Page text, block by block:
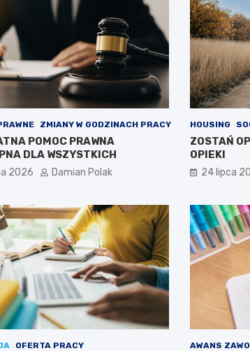
ZMIANY W GODZINACH PRACY
POMOC PRAWNA
DLA WSZYSTKICH
2026 Damian Polak
HOUSING
ZOSTAŃ
OPIEKI
24 lipca
OFERTA PRACY AWANS